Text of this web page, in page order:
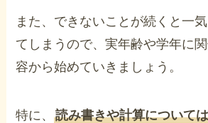
また、できないことが続くと一
てしまうので、実年齢や学年に
容から始めていきましょう。
特に、読み書きや計算について